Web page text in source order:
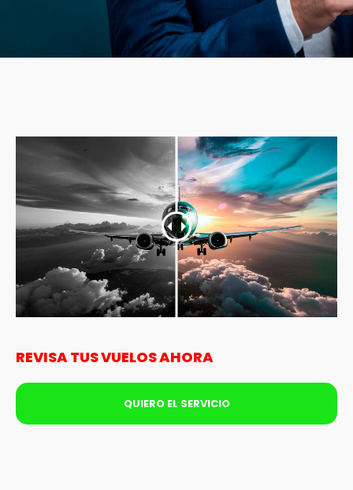
REVISA TUS VUELOS AHORA
QUIERO EL SERVICIO